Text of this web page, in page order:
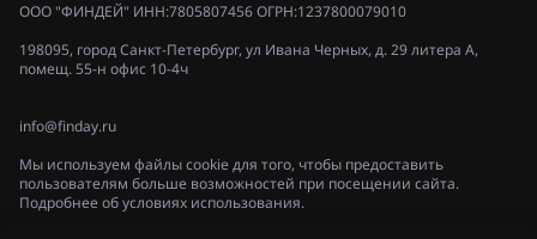
ООО "ФИНДЕЙ" ИНН:7805807456 ОГРН:1237800079010
198095, город Санкт-Петербург, ул Ивана Черных, д. 29 литера А,
помещ. 55-н офис 10-4ч
info@finday.ru
Мы используем файлы cookie для того, чтобы предоставить
пользователям больше возможностей при посещении сайта.
Подробнее об условиях использования.